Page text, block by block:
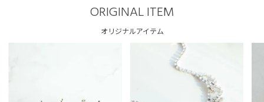
ORIGINAL ITEM
オリジナルアイテム